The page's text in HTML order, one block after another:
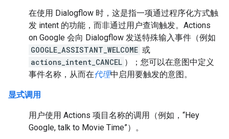
在使用 Dialogflow 时，这是指一项通过程序化方式触
发 intent 的功能，而非通过用户查询触发。Actions
on Google 会向 Dialogflow 发送特殊输入事件（例如
GOOGLE_ASSISTANT_WELCOME 或
actions_intent_CANCEL ）；您可以在意图中定义
事件名称，从而在代理中启用要触发的意图。
显式调用
用户使用 Actions 项目名称的调用（例如，“Hey
Google, talk to Movie Time”）。